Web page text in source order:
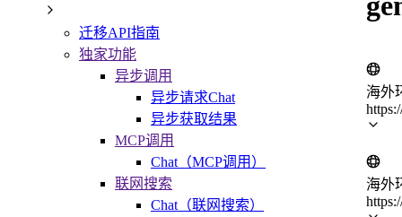
迁移API指南
独家功能
异步调用
异步请求Chat
异步获取结果
MCP调用
Chat（MCP调用）
联网搜索
Chat（联网搜索）
海外
海外